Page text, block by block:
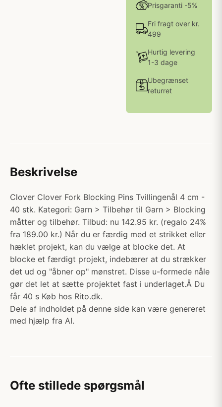
Prisgaranti -5%
Fri fragt over kr.
499
Hurtig levering
1-3 dage
Ubegrænset
returret
Beskrivelse
Clover Clover Fork Blocking Pins Tvillingenål 4 cm -
40 stk. Kategori: Garn > Tilbehør til Garn > Blocking
måtter og tilbehør. Tilbud: nu 142.95 kr. (regalo 24%
fra 189.00 kr.) Når du er færdig med et strikket eller
hæklet projekt, kan du vælge at blocke det. At
blocke et færdigt projekt, indebærer at du strækker
det ud og "åbner op" mønstret. Disse u-formede nåle
gør det let at sætte projektet fast i underlaget.Â Du
får 40 s Køb hos Rito.dk.
Dele af indholdet på denne side kan være genereret
med hjælp fra AI.
Ofte stillede spørgsmål